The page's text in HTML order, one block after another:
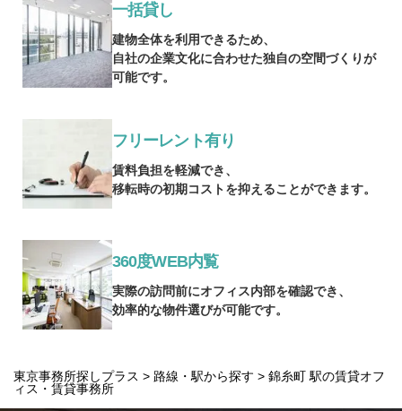
一括貸し
建物全体を利用できるため、
自社の企業文化に合わせた独自の空間づくりが
可能です。
フリーレント有り
賃料負担を軽減でき、
移転時の初期コストを抑えることができます。
360度WEB内覧
実際の訪問前にオフィス内部を確認でき、
効率的な物件選びが可能です。
東京事務所探しプラス > 路線・駅から探す > 錦糸町 駅の賃貸オフ
ィス・賃貸事務所